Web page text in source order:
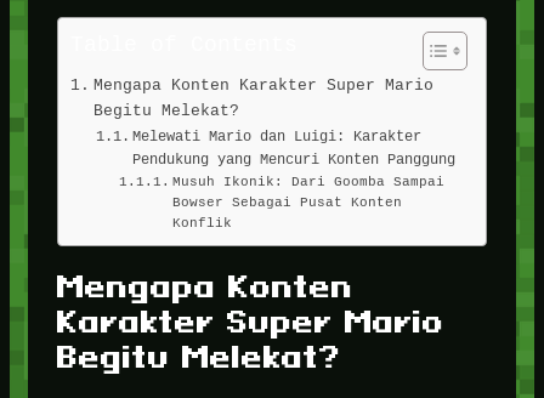
Mengapa Konten Karakter Super Mario
Begitu Melekat?
Melewati Mario dan Luigi: Karakter
Pendukung yang Mencuri Konten Panggung
Musuh Ikonik: Dari Goomba Sampai
Bowser Sebagai Pusat Konten
Konflik
Mengapa Konten
Karakter Super Mario
Begitu Melekat?